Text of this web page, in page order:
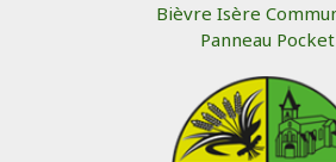
Bièvre Isère
Panneau Pocket